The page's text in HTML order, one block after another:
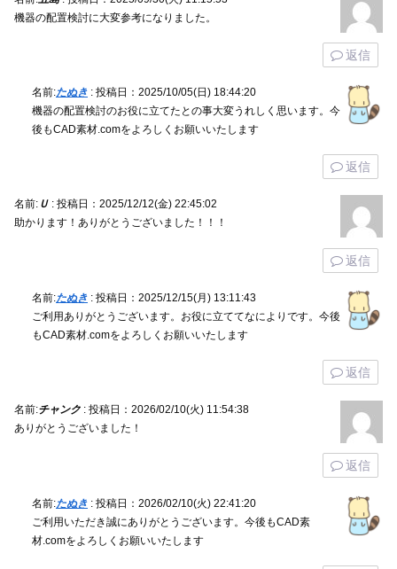
機器の配置検討に大変参考になりました。
返信
名前:たぬき : 投稿日：2025/10/05(日) 18:44:20
機器の配置検討のお役に立てたとの事大変うれしく思います。今
後もCAD素材.comをよろしくお願いいたします
返信
名前: Ｕ : 投稿日：2025/12/12(金) 22:45:02
助かります！ありがとうございました！！！
返信
名前:たぬき : 投稿日：2025/12/15(月) 13:11:43
ご利用ありがとうございます。お役に立ててなによりです。今後
もCAD素材.comをよろしくお願いいたします
返信
名前:チャンク : 投稿日：2026/02/10(火) 11:54:38
ありがとうございました！
返信
名前:たぬき : 投稿日：2026/02/10(火) 22:41:20
ご利用いただき誠にありがとうございます。今後もCAD素
材.comをよろしくお願いいたします